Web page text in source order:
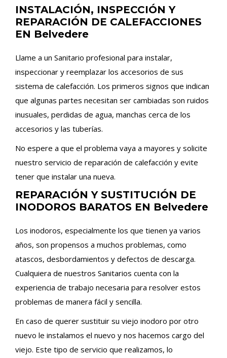
INSTALACIÓN, INSPECCIÓN Y
REPARACIÓN DE CALEFACCIONES
EN Belvedere
Llame a un Sanitario profesional para instalar,
inspeccionar y reemplazar los accesorios de sus
sistema de calefacción. Los primeros signos que indican
que algunas partes necesitan ser cambiadas son ruidos
inusuales, perdidas de agua, manchas cerca de los
accesorios y las tuberías.
No espere a que el problema vaya a mayores y solicite
nuestro servicio de reparación de calefacción y evite
tener que instalar una nueva.
REPARACIÓN Y SUSTITUCIÓN DE
INODOROS BARATOS EN Belvedere
Los inodoros, especialmente los que tienen ya varios
años, son propensos a muchos problemas, como
atascos, desbordamientos y defectos de descarga.
Cualquiera de nuestros Sanitarios cuenta con la
experiencia de trabajo necesaria para resolver estos
problemas de manera fácil y sencilla.
En caso de querer sustituir su viejo inodoro por otro
nuevo le instalamos el nuevo y nos hacemos cargo del
viejo. Este tipo de servicio que realizamos, lo